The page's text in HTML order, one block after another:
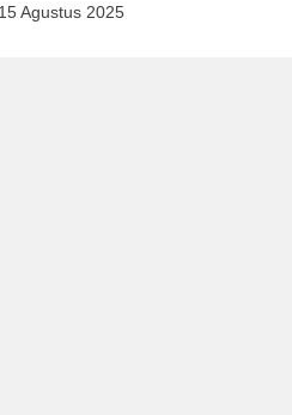
15 Agustus 2025